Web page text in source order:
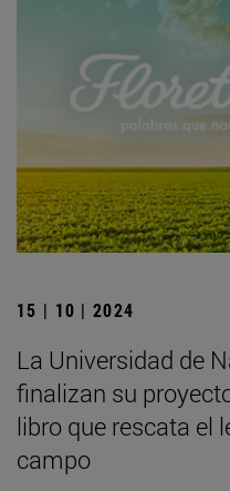
15 | 10 | 2024
La Universidad de
finalizan su
libro que rescata el
campo